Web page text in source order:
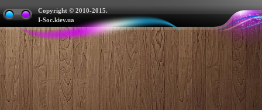
Copyright © 2010-2015.
I-Soc.kiev.ua